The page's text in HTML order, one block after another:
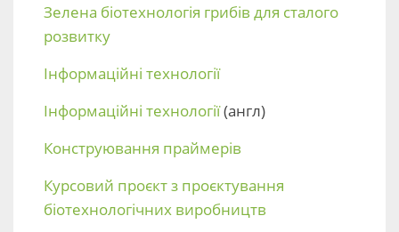
Зелена біотехнологія грибів для сталого
розвитку
Інформаційні технології
Інформаційні технології(англ)
Конструювання праймерів
Курсовий проєкт з проєктування
біотехнологічних виробництв